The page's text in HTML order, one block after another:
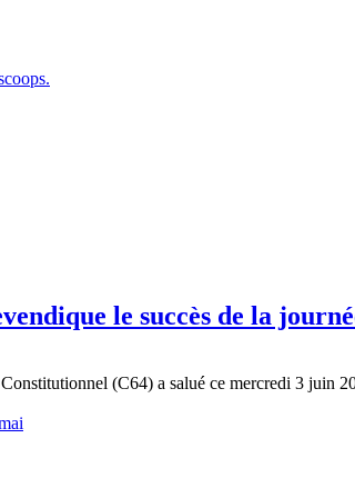
le succès de la
(C64) a salué ce mercredi 3 juin